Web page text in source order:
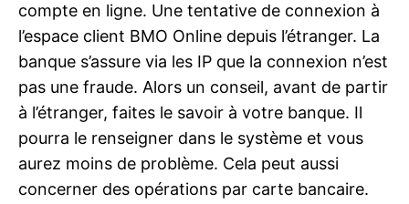
compte en ligne. Une tentative de connexion à
l’espace client BMO Online depuis l’étranger. La
banque s’assure via les IP que la connexion n’est
pas une fraude. Alors un conseil, avant de partir
à l’étranger, faites le savoir à votre banque. Il
pourra le renseigner dans le système et vous
aurez moins de problème. Cela peut aussi
concerner des opérations par carte bancaire.